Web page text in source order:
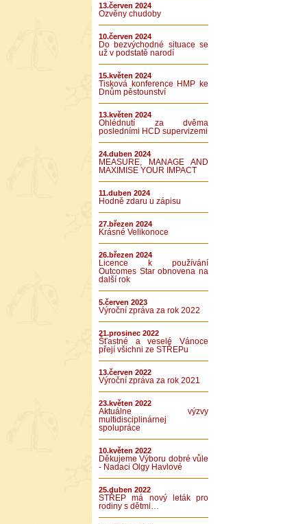
13.červen 2024
Ozvěny chudoby
10.červen 2024
Do bezvýchodné situace se
už v podstatě narodí
15.květen 2024
Tisková konference HMP ke
Dnům pěstounství
13.květen 2024
Ohlédnutí za dvěma
posledními HCD supervizemi
24.duben 2024
MEASURE, MANAGE AND
MAXIMISE YOUR IMPACT
11.duben 2024
Hodně zdaru u zápisu
27.březen 2024
Krásné Velikonoce
26.březen 2024
Licence k používání
Outcomes Star obnovena na
další rok
5.červen 2023
Výroční zpráva za rok 2022
21.prosinec 2022
Šťastné a veselé Vánoce
přejí všichni ze STŘEPu
13.červen 2022
Výroční zpráva za rok 2021
23.květen 2022
Aktuálne výzvy
multidisciplinárnej
spolupráce
10.květen 2022
Děkujeme Výboru dobré vůle
- Nadaci Olgy Havlové
25.duben 2022
STŘEP má nový leták pro
rodiny s dětmi…